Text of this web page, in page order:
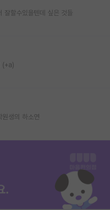
잘할수있을텐데 싶은 것들
(+a)
원생의 하소연